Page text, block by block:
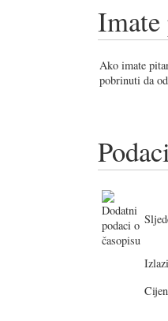
Imate
Ako imate
pobrinuti da